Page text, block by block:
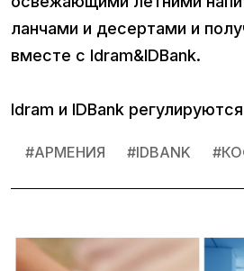
ланчами и десертами и
вместе с Idram&IDBank.
Idram и IDBank
#АРМЕНИЯ #IDBANK #